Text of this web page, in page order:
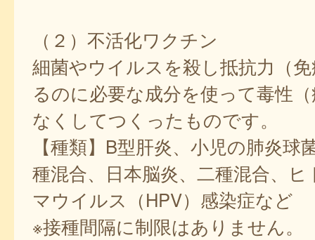
（２）不活化ワクチン
細菌やウイルスを殺し抵抗力（
るのに必要な成分を使って毒性
なくしてつくったものです。
【種類】B型肝炎、小児の肺炎球
種混合、日本脳炎、二種混合、
マウイルス（HPV）感染症など
※接種間隔に制限はありません。